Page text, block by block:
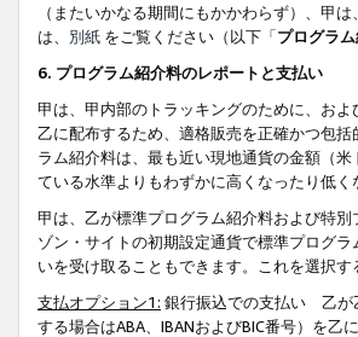
（またいかなる期間にもかかわらず）、甲
は、 別紙 をご覧ください（以下「プログラ
6. プログラム紹介料のレポートと支払い
甲は、甲内部のトラッキングのために、お
乙に配布するため、適格販売を正確かつ包
ラム紹介料は、最も近い現地通貨の金額（
ている水準よりもわずかに高くなったり低
甲は、乙が標準プログラム紹介料および特
ゾン・サイトの初期設定通貨で標準プログ
いを受け取ることもできます。これを選択
支払オプション1: 銀行振込での支払い 乙が
する場合はABA、IBANおよびBIC番号）を